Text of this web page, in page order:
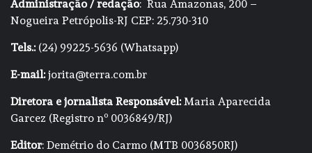
Administração / redação: Rua Amazonas, 200 –
Nogueira Petrópolis-RJ CEP: 25.730-310
Tels.:(24) 99225-5636 (Whatsapp)
E-mail:jorita@terra.com.br
Diretora e jornalista Responsável:Maria Aparecida
Garcez (Registro nº 0036849/RJ)
Editor: Demétrio do Carmo (MTB 0036850RJ)